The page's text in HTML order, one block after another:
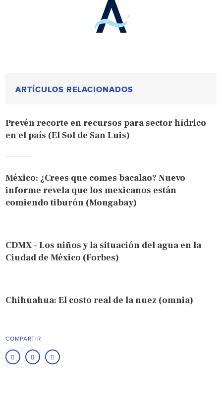
ARTÍCULOS RELACIONADOS
Prevén recorte en recursos para sector hídrico
en el país (El Sol de San Luis)
México: ¿Crees que comes bacalao? Nuevo
informe revela que los mexicanos están
comiendo tiburón (Mongabay)
CDMX – Los niños y la situación del agua en la
Ciudad de México (Forbes)
Chihuahua: El costo real de la nuez (omnia)
COMPARTIR